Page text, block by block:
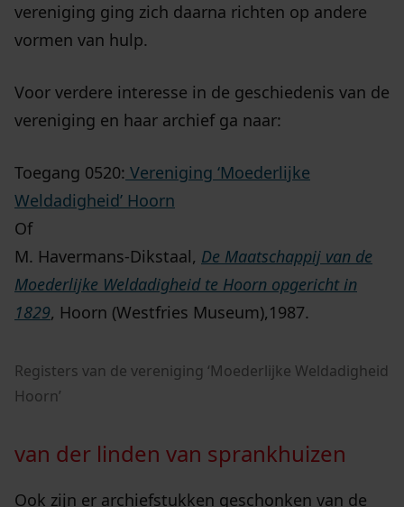
vereniging ging zich daarna richten op andere
vormen van hulp.
Voor verdere interesse in de geschiedenis van de
vereniging en haar archief ga naar:
Toegang 0520: Vereniging ‘Moederlijke
Weldadigheid’ Hoorn
Of
M. Havermans-Dikstaal, De Maatschappij van de
Moederlijke Weldadigheid te Hoorn opgericht in
1829, Hoorn (Westfries Museum),1987.
Registers van de vereniging ‘Moederlijke Weldadigheid
Hoorn’
van der linden van sprankhuizen
Ook zijn er archiefstukken geschonken van de